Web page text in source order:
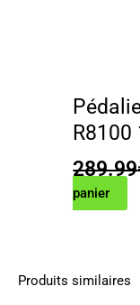
R8100
289.99
panier
Produits similaires